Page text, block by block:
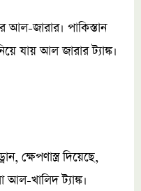
আল-জারার। পাকিস্তান
যায় আল জারার ট্যাঙ্ক।
ক্ষেপণাস্ত্র দিয়েছে,
খালিদ ট্যাঙ্ক।